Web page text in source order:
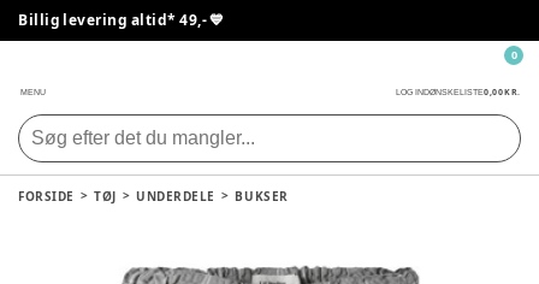
Billig levering altid* 49,- 💙
MENU LOG INDØNSKELISTE0,00 KR.
0
FORSIDE TØJ UNDERDELE BUKSER